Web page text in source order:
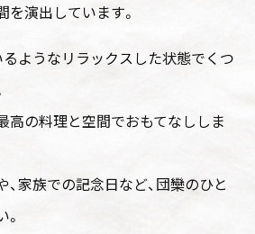
演出しています。
るようなリラックスした状態でくつ
高の料理と空間でおもてなししま
家族での記念日など、団欒のひと